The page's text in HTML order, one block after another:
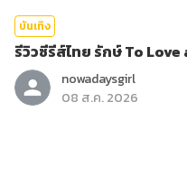
บันเทิง
รีวิวซีรีส์ไทย รักษ์ To
nowadaysgirl
08 ส.ค. 2026